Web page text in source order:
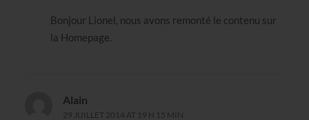
Bonjour Lionel, nous avons remonté le contenu sur
la Homepage.
Alain
29 JUILLET 2014 AT 19 H 15 MIN